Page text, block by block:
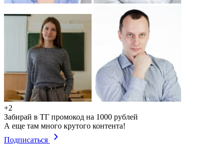
+2
Забирай в ТГ промокод на 1000 рублей
А еще там много крутого контента!
Подписаться